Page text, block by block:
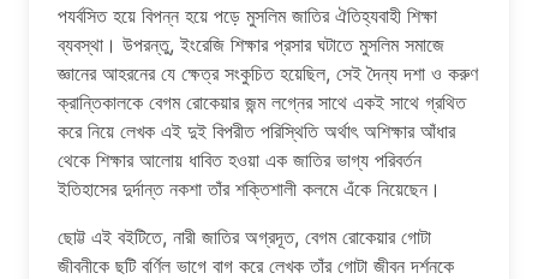
পযর্বসিত হয়ে বিপন্ন হয়ে পড়ে মুসলিম জাতির ঐতিহ্যবাহী শিক্ষা
ব্যবস্থা। উপরন্তু, ইংরেজি শিক্ষার প্রসার ঘটাতে মুসলিম সমাজে
জ্ঞানের আহরনের যে ক্ষেত্র সংকুচিত হয়েছিল, সেই দৈন্য দশা ও করুণ
ক্রান্তিকালকে বেগম রোকেয়ার জন্ম লগ্নের সাথে একই সাথে গ্রথিত
করে নিয়ে লেখক এই দুই বিপরীত পরিস্থিতি অর্থাৎ অশিক্ষার আঁধার
থেকে শিক্ষার আলোয় ধাবিত হওয়া এক জাতির ভাগ্য পরিবর্তন
ইতিহাসের দুর্দান্ত নকশা তাঁর শক্তিশালী কলমে এঁকে নিয়েছেন।
ছোট্ট এই বইটিতে, নারী জাতির অগ্রদূত, বেগম রোকেয়ার গোটা
জীবনীকে ছটি বর্ণিল ভাগে বাগ করে লেখক তাঁর গোটা জীবন দর্শনকে